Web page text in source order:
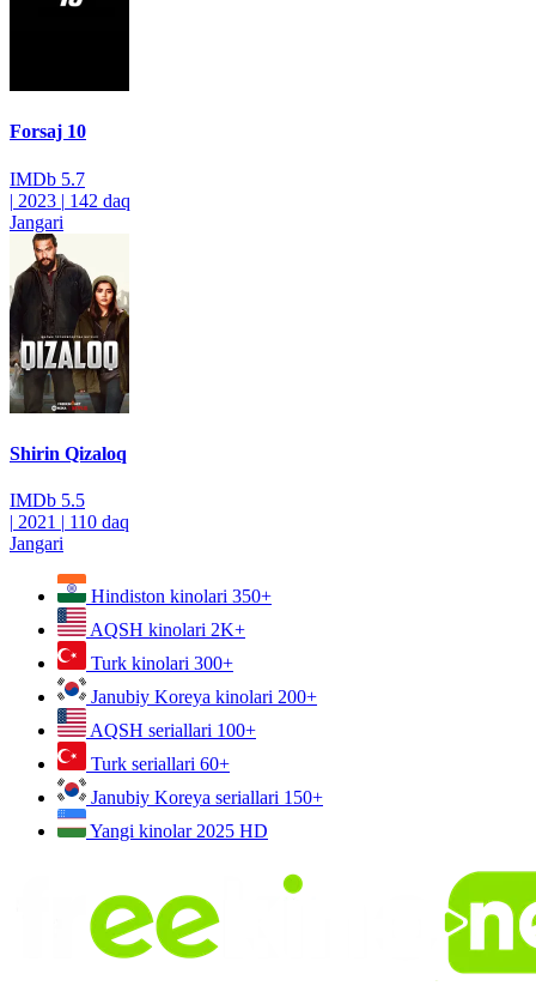
Forsaj 10
IMDb 5.7
| 2023 | 142 daq
Jangari
Shirin Qizaloq
IMDb 5.5
| 2021 | 110 daq
Jangari
Hindiston kinolari 350+
AQSH kinolari 2K+
Turk kinolari 300+
Janubiy Koreya kinolari 200+
AQSH seriallari 100+
Turk seriallari 60+
Janubiy Koreya seriallari 150+
Yangi kinolar 2025 HD